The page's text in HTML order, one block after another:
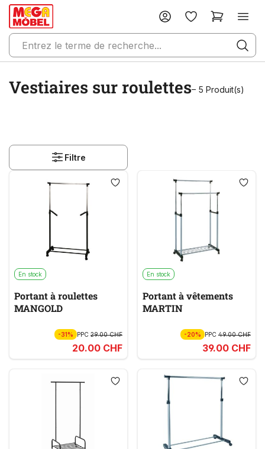
Vestiaires sur roulettes– 5 Produit(s)
Filtre
En stock
Portant à roulettes
MANGOLD
-31% PPC 29.00 CHF
20.00 CHF
En stock
Portant à vêtements
MARTIN
-20% PPC49.00 CHF
39.00 CHF